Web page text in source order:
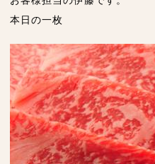
本日の一枚